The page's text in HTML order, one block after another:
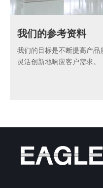
我们的参考资料
我们的目标是不断提高产品
灵活创新地响应客户需求。